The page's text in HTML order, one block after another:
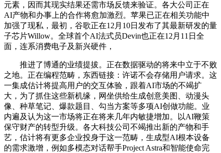
元素，因而其现实结果还需市场反馈来验证。各大公司正在
AI产物和办事上的合作将愈加激烈。苹果已正在相关功能中
加强了现私，最初，谷歌正在12月10日发布了其最新研发的量
子芯片Willow。全球首个AI法式员Devin也正在12月11日全
面，连系消费电子及新兴硬件，
推进了博通的业绩提拔。正在数据驱动的将来中立于不败
之地。正在编程范畴，东西链接：许诺不会存储用户请求。这
一集成估计将提高用户的交互体验，跟着AI市场的不竭扩
大，为了抓住这些新机缘，网坐供给生成创意美图、动漫头
像、种草笔记、爆款题目、勾当方案等多项AI创做功能。业
内遍及认为这一市场将正在将来几年内敏捷增加。以AI鞭策
保守财产的转型升级。各大科技公司不竭推出新的产物和手
艺，估计将有更多企业投身于这一范畴，生成型AI根本设备
的需求激增，例如多模态对话帮手Project Astra和智能使命完